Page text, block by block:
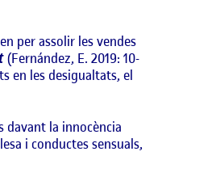
per assolir les vendes
(Fernández, E. 2019: 10-
en les desigualtats, el
davant la innocència
i conductes sensuals,